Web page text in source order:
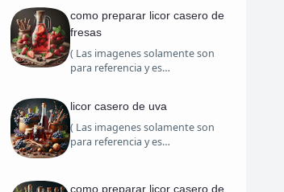
como preparar licor casero de
fresas
( Las imagenes solamente son
para referencia y es…
licor casero de uva
( Las imagenes solamente son
para referencia y es…
como preparar licor casero de